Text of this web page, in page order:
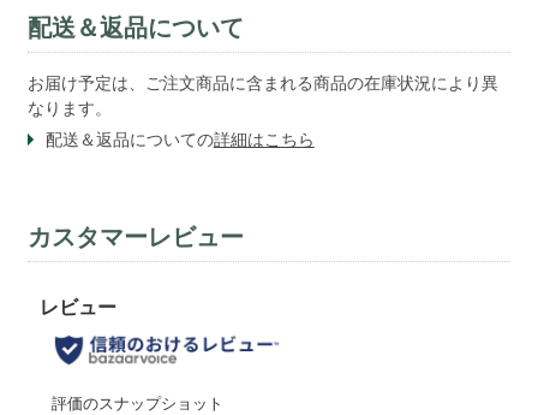
配送＆返品について
お届け予定は、ご注文商品に含まれる商品の在庫状況により異
なります。
配送＆返品についての詳細はこちら
カスタマーレビュー